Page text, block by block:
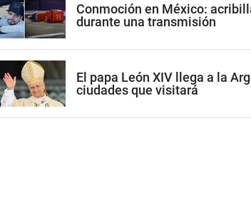
Conmoción en México:
durante una transmisión
El papa León XIV llega a la
ciudades que visitará